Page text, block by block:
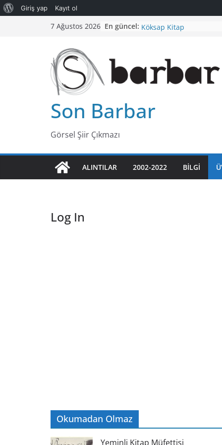
7 Ağustos 2026 En güncel: Köksap Kitap
İLLÜZYON
Sanat ve Çalışma
Son Barbar
Görsel Şiir Çıkmazı
ALINTILAR 2002-2022 BILGI
Log In
Okumadan Olmaz
Yeminli Kitap Müfettişi
Giriş yap Kayıt ol